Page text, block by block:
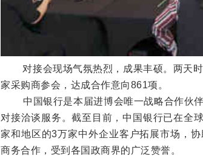
对接会现场气氛热烈，成果丰硕。两天
家采购商参会，达成合作意向861项。
中国银行是本届进博会唯一战略合作伙伴
对接洽谈服务。截至目前，中国银行已在全
家和地区的3万家中外企业客户拓展市场，
商务合作，受到各国政商界的广泛赞誉。